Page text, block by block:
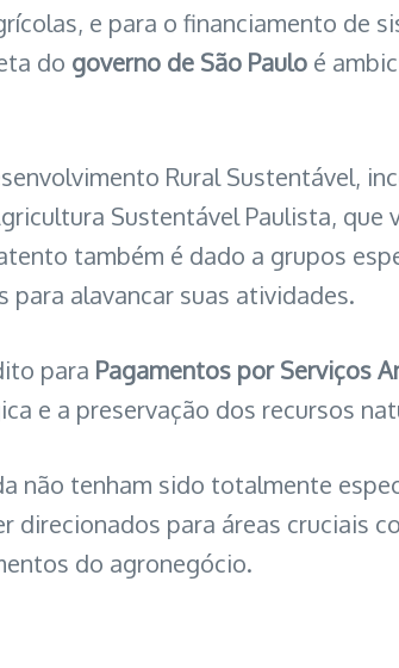
e para o financiamento de
do governo de São Paulo é
Rural Sustentável,
Sustentável Paulista, que
também é dado a grupos
alavancar suas atividades.
para Pagamentos por Serviços
e a preservação dos recursos
não tenham sido totalmente
direcionados para áreas cruciais
do agronegócio.